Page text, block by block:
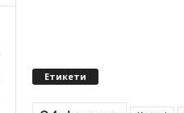
Етикети